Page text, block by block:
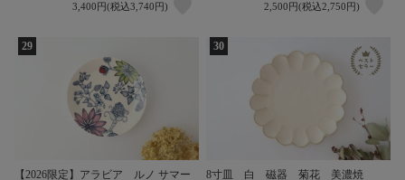
3,400円(税込3,740円) 2,500円(税込2,750円)
29
【2026限定】アラビア ルノ サマー
30
8寸皿 白 磁器 菊花 美濃焼